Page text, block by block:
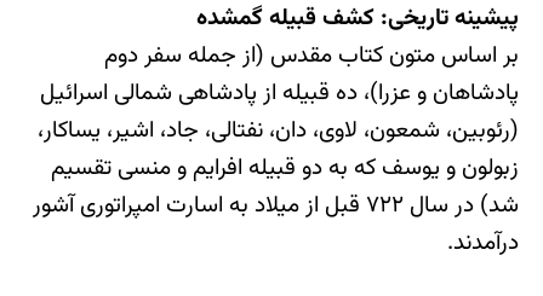
پیشینه تاریخی: کشف قبیله گمشده
بر اساس متون کتاب مقدس (از جمله سفر دوم
پادشاهان و عزرا)، ده قبیله از پادشاهی شمالی اسرائیل
(رئوبین، شمعون، لاوی، دان، نفتالی، جاد، اشیر، یساکار،
زبولون و یوسف که به دو قبیله افرایم و منسی تقسیم
شد) در سال ۷۲۲ قبل از میلاد به اسارت امپراتوری آشور
درآمدند.